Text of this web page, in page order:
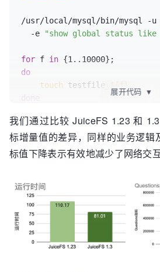
/usr/local/mysql/bin/mysql
  -e
"show global status like
for f in
do
touch testfile_
/usr/local/mysql/bin/mysql
  -e
"show global status like
展开代码 ▼
我们通过比较 JuiceFS 1.23 和
标增量值的差异，同样的业务逻辑
标值下降表示有效地减少了网络交互